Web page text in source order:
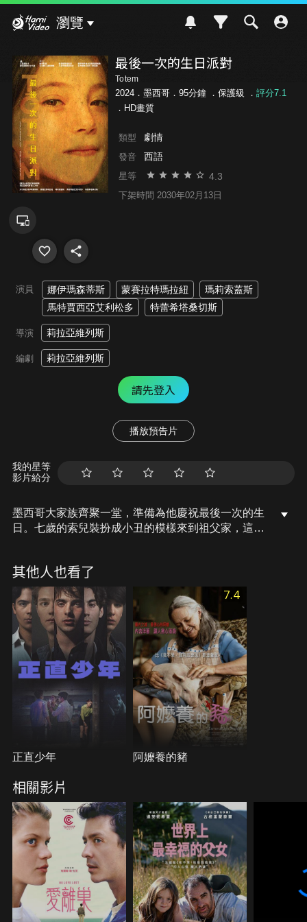
瀏覽
最後一次的生日派對
Totem
2024．墨西哥．95分鐘 ． 保護級 ． 評分7.1
．HD畫質
類型 劇情
發音 西語
星等 4.3
下架時間 2030年02月13日
演員 娜伊瑪森蒂斯 蒙賽拉特瑪拉紐
瑪莉索蓋斯
馬特賈西亞艾利松多
特蕾希塔桑切斯
導演 莉拉亞維列斯
編劇 莉拉亞維列斯
請先登入
播放預告片
我的星等
影片給分
墨西哥大家族齊聚一堂，準備為他慶祝最後一次的生
日。七歲的索兒裝扮成小丑的模樣來到祖父家，這天
氣氛。隨著黃昏的到來，一個百感交集的派對就要展
開，索兒漸漸明白或許熱鬧的背後將會是一場溫柔告
別。
其他人也看了
正直少年
7.4
阿嬤養的豬
相關影片